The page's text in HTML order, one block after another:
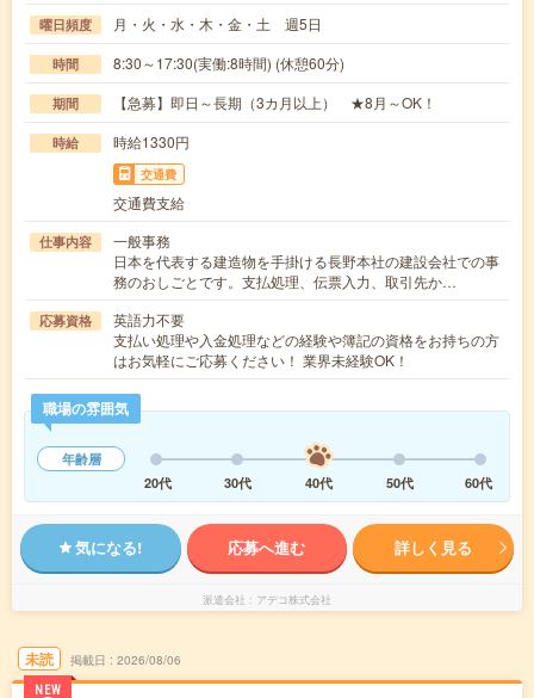
曜日頻度 月・火・水・木・金・土 週5日
時間 8:30～17:30(実働:8時間) (休憩60分)
期間 【急募】即日～長期（3カ月以上） ★8月～OK！
時給 時給1330円
交通費
交通費支給
仕事内容
一般事務
日本を代表する建造物を手掛ける長野本社の建設会社での事
務のおしごとです。支払処理、伝票入力、取引先か…
応募資格
英語力不要
支払い処理や入金処理などの経験や簿記の資格をお持ちの方
はお気軽にご応募ください！ 業界未経験OK！
職場の雰囲気
年齢層
20代
30代 40代 50代 60代
気になる! 応募へ進む 詳しく見る
派遣会社 アデコ株式会社
未読
NEW
掲載日 2026/08/06